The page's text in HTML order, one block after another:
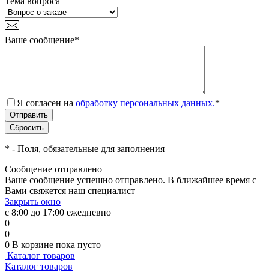
Ваше сообщение*
Я согласен на обработку персональных данных.*
* - Поля, обязательные для заполнения
Сообщение отправлено
Ваше сообщение успешно отправлено. В ближайшее время с
Вами свяжется наш специалист
Закрыть окно
с 8:00 до 17:00 ежедневно
0
0
0 В корзине пока пусто
Каталог товаров
Каталог товаров